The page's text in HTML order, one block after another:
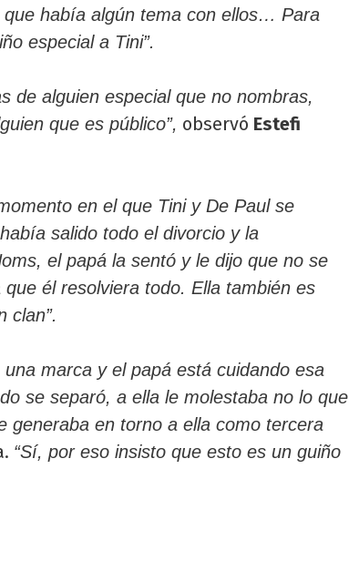
había algún tema con ellos… Para
especial a Tini”.
de alguien especial que no nombras,
que es público”, observó Estefi
en el que Tini y De Paul se
salido todo el divorcio y la
el papá la sentó y le dijo que no se
él resolviera todo. Ella también es
clan”.
marca y el papá está cuidando esa
se separó, a ella le molestaba no lo que
generaba en torno a ella como tercera
“Sí, por eso insisto que esto es un guiño